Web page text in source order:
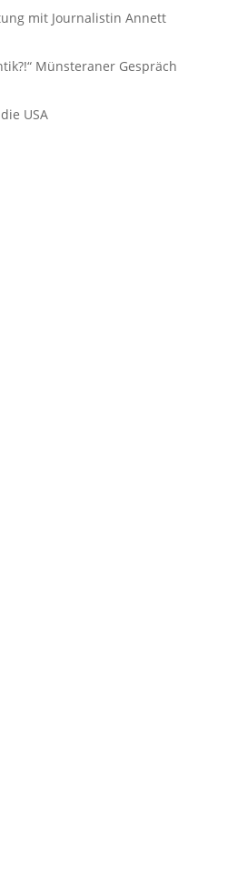
mit Journalistin Annett
Münsteraner Gespräch
USA